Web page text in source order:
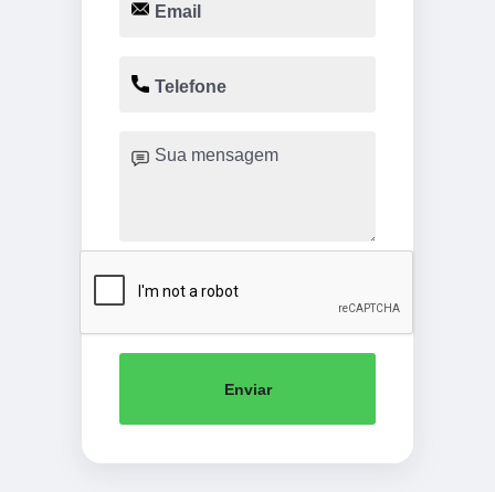
Enviar